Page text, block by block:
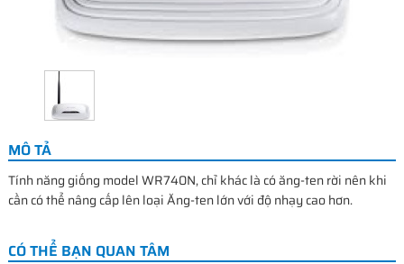
MÔ TẢ
Tính năng giống model WR740N, chỉ khác là có ăng-ten rời nên khi
cần có thể nâng cấp lên loại Ăng-ten lớn với độ nhạy cao hơn.
CÓ THỂ BẠN QUAN TÂM